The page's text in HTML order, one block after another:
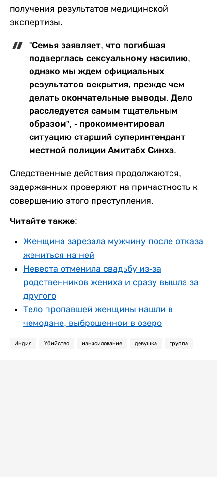
получения результатов медицинской
экспертизы.
"Семья заявляет, что погибшая
подверглась сексуальному насилию,
однако мы ждем официальных
результатов вскрытия, прежде чем
делать окончательные выводы. Дело
расследуется самым тщательным
образом”, - прокомментировал
ситуацию старший суперинтендант
местной полиции Амитабх Синха.
Следственные действия продолжаются,
задержанных проверяют на причастность к
совершению этого преступления.
Читайте также:
Женщина зарезала мужчину после отказа
жениться на ней
Невеста отменила свадьбу из-за
родственников жениха и сразу вышла за
другого
Тело пропавшей женщины нашли в
чемодане, выброшенном в озеро
Индия Убийство изнасилование девушка группа